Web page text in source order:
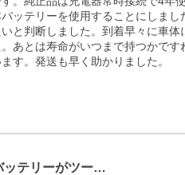
ッテリーを使用することにしま
と判断しました。到着早々に車
あとは寿命がいつまで持つかで
す。発送も早く助かりました。
ッテリーがツー…